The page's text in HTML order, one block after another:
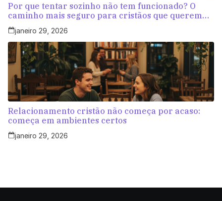
Por que tentar sozinho não tem funcionado? O
caminho mais seguro para cristãos que querem
amar com propósito
janeiro 29, 2026
Relacionamento cristão não começa por acaso:
começa em ambientes certos
janeiro 29, 2026